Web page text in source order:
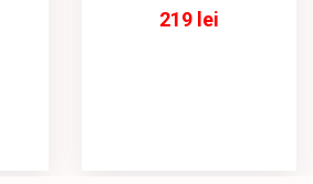
219 lei